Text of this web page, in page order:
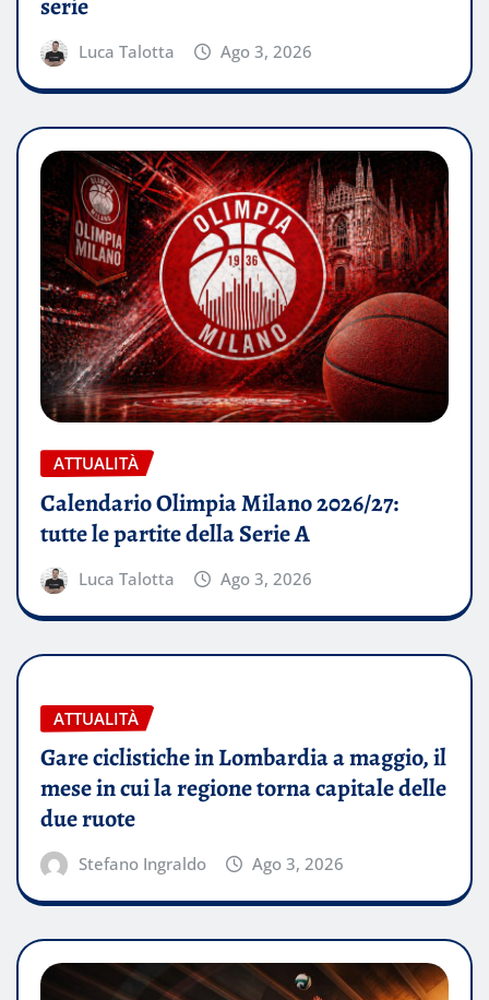
Luca Talotta Ago 3, 2026
ATTUALITÀ
Calendario Olimpia Milano 2026/27:
tutte le partite della Serie A
Luca Talotta Ago 3, 2026
ATTUALITÀ
Gare ciclistiche in Lombardia a maggio, il
mese in cui la regione torna capitale delle
due ruote
Stefano Ingraldo Ago 3, 2026